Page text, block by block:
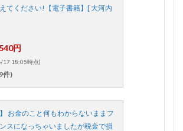
てください!【電子書籍】[ 大河内
円
17 18:05時点)
件)
】 お金のこと何もわからないままフ
スになっちゃいましたが税金で損